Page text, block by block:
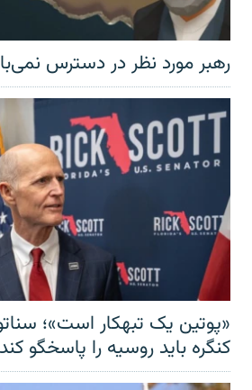
رهبر مورد نظر در دسترس
«پوتین یک تبهکار است»؛
کنگره باید روسیه را پاسخگو کند